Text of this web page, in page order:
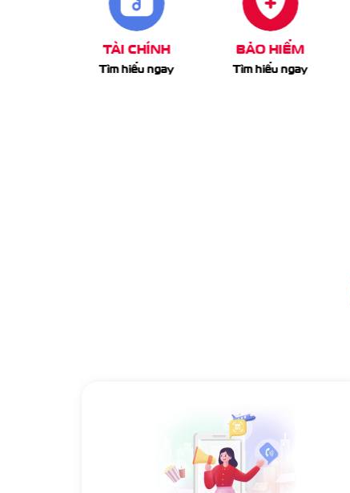
BẢO HIỂM
Tìm hiểu ngay
MUA SẮM
Tìm hiểu ngay